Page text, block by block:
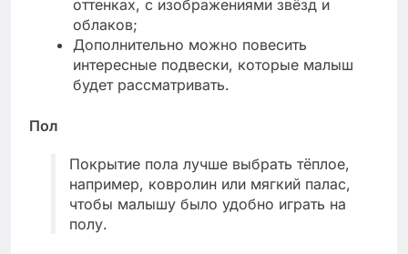
оттенках, с изображениями звёзд и
облаков;
Дополнительно можно повесить
интересные подвески, которые малыш
будет рассматривать.
Пол
Покрытие пола лучше выбрать тёплое,
например, ковролин или мягкий палас,
чтобы малышу было удобно играть на
полу.